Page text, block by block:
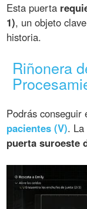
Esta puerta
1), un objeto
historia.
Riñonera
Podrás
pacientes (V).
puerta suroeste